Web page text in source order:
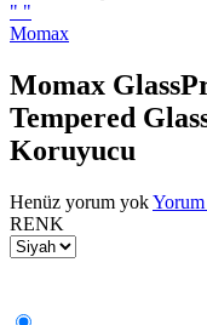
" "
Momax
Momax
Tempered
Koruyucu
Henüz yorum yokYorum
RENK